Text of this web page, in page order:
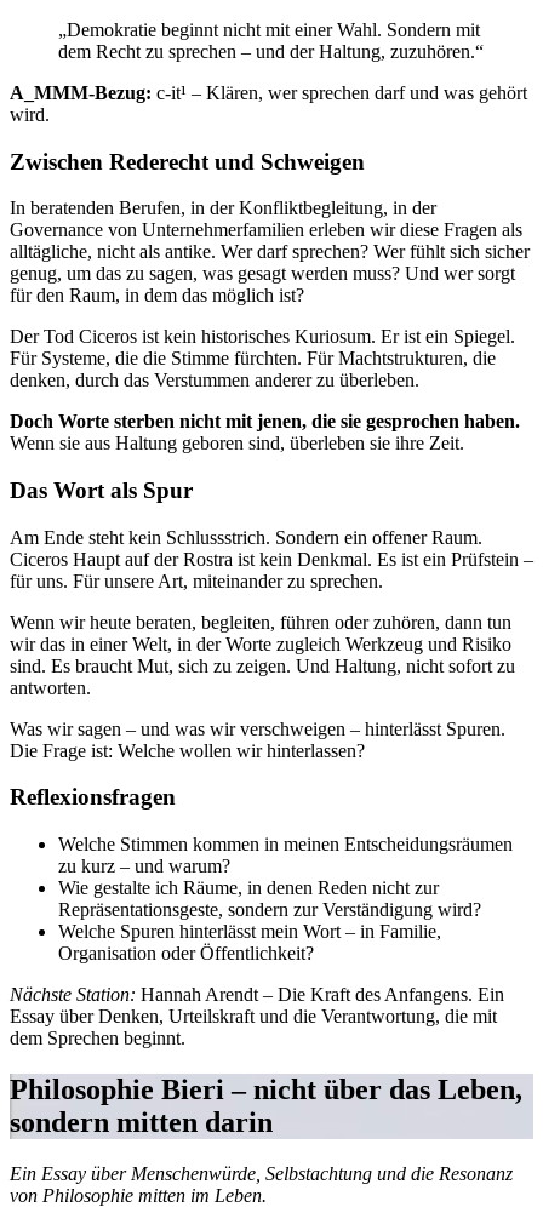
„Demokratie beginnt nicht mit einer Wahl. Sondern mit
dem Recht zu sprechen – und der Haltung, zuzuhören.“
A_MMM-Bezug: c-it¹ – Klären, wer sprechen darf und was gehört
wird.
Zwischen Rederecht und Schweigen
In beratenden Berufen, in der Konfliktbegleitung, in der
Governance von Unternehmerfamilien erleben wir diese Fragen als
alltägliche, nicht als antike. Wer darf sprechen? Wer fühlt sich sicher
genug, um das zu sagen, was gesagt werden muss? Und wer sorgt
für den Raum, in dem das möglich ist?
Der Tod Ciceros ist kein historisches Kuriosum. Er ist ein Spiegel.
Für Systeme, die die Stimme fürchten. Für Machtstrukturen, die
denken, durch das Verstummen anderer zu überleben.
Doch Worte sterben nicht mit jenen, die sie gesprochen haben.
Wenn sie aus Haltung geboren sind, überleben sie ihre Zeit.
Das Wort als Spur
Am Ende steht kein Schlussstrich. Sondern ein offener Raum.
Ciceros Haupt auf der Rostra ist kein Denkmal. Es ist ein Prüfstein –
für uns. Für unsere Art, miteinander zu sprechen.
Wenn wir heute beraten, begleiten, führen oder zuhören, dann tun
wir das in einer Welt, in der Worte zugleich Werkzeug und Risiko
sind. Es braucht Mut, sich zu zeigen. Und Haltung, nicht sofort zu
antworten.
Was wir sagen – und was wir verschweigen – hinterlässt Spuren.
Die Frage ist: Welche wollen wir hinterlassen?
Reflexionsfragen
Welche Stimmen kommen in meinen Entscheidungsräumen
zu kurz – und warum?
Wie gestalte ich Räume, in denen Reden nicht zur
Repräsentationsgeste, sondern zur Verständigung wird?
Welche Spuren hinterlässt mein Wort – in Familie,
Organisation oder Öffentlichkeit?
Nächste Station: Hannah Arendt – Die Kraft des Anfangens. Ein
Essay über Denken, Urteilskraft und die Verantwortung, die mit
dem Sprechen beginnt.
Philosophie Bieri – nicht über das Leben,
sondern mitten darin
Ein Essay über Menschenwürde, Selbstachtung und die Resonanz
von Philosophie mitten im Leben.